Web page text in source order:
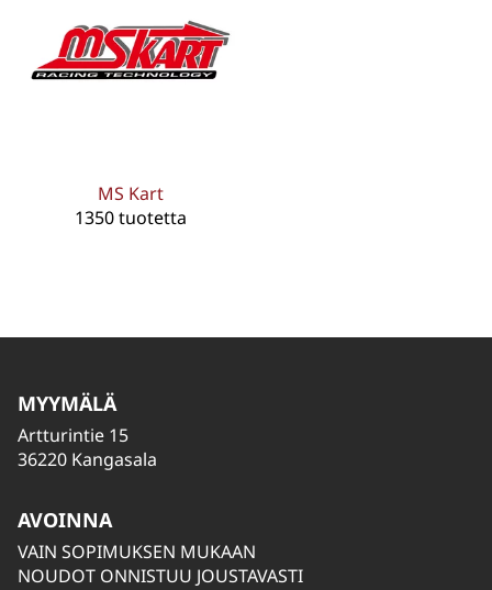
MS Kart
1350 tuotetta
MYYMÄLÄ
Artturintie 15
36220 Kangasala
AVOINNA
VAIN SOPIMUKSEN MUKAAN
NOUDOT ONNISTUU JOUSTAVASTI